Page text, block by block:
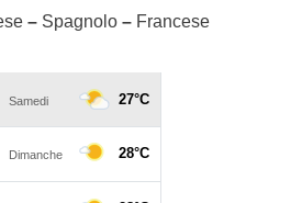
– Spagnolo – Francese